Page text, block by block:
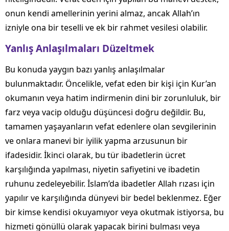
onun kendi amellerinin yerini almaz, ancak Allah’ın
izniyle ona bir teselli ve ek bir rahmet vesilesi olabilir.
Yanlış Anlaşılmaları Düzeltmek
Bu konuda yaygın bazı yanlış anlaşılmalar
bulunmaktadır. Öncelikle, vefat eden bir kişi için Kur’an
okumanın veya hatim indirmenin dini bir zorunluluk, bir
farz veya vacip olduğu düşüncesi doğru değildir. Bu,
tamamen yaşayanların vefat edenlere olan sevgilerinin
ve onlara manevi bir iyilik yapma arzusunun bir
ifadesidir. İkinci olarak, bu tür ibadetlerin ücret
karşılığında yapılması, niyetin safiyetini ve ibadetin
ruhunu zedeleyebilir. İslam’da ibadetler Allah rızası için
yapılır ve karşılığında dünyevi bir bedel beklenmez. Eğer
bir kimse kendisi okuyamıyor veya okutmak istiyorsa, bu
hizmeti gönüllü olarak yapacak birini bulması veya